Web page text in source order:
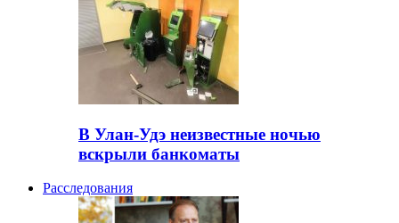
В Улан-Удэ неизвестные ночью
вскрыли банкоматы
Расследования